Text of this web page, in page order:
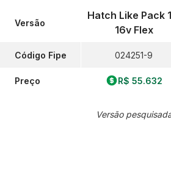
Versão
Código Fipe
Preço
Hatch Like Pack
16v Flex
024251-9
R$ 55.632
Versão